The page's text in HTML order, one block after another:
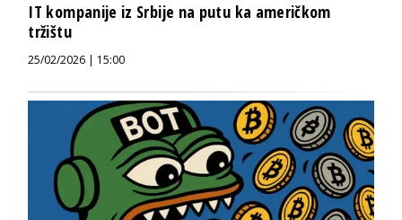
IT kompanije iz Srbije na putu ka američkom
tržištu
25/02/2026 | 15:00